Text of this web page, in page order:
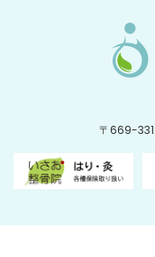
〒669-